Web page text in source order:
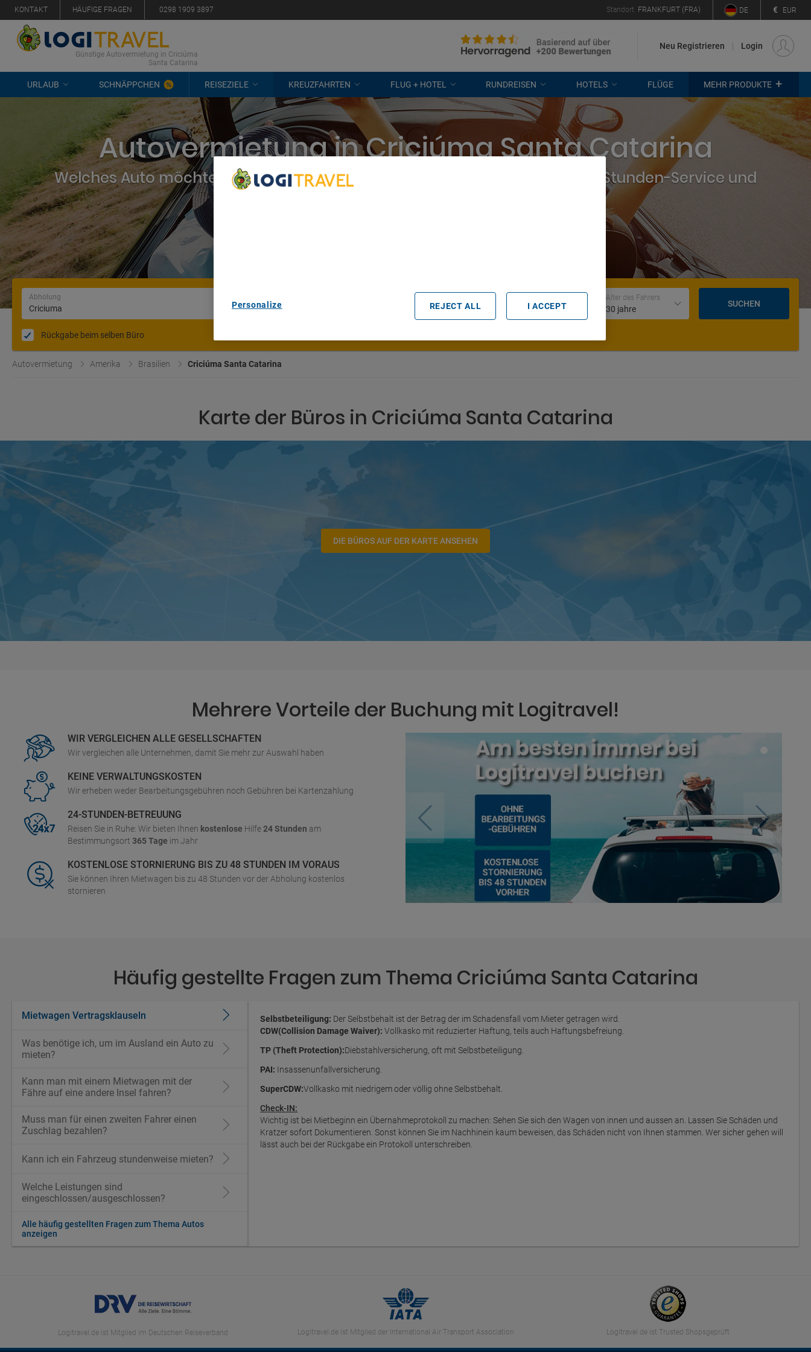
KONTAKT HÄUFIGE FRAGEN 0298 1909 3897 Standort FRANKFURT (FRA) DE € EUR
Günstige Autovermietung in Criciúma
Santa Catarina
Neu Registrieren Login
URLAUB SCHNÄPPCHEN REISEZIELE KREUZFAHRTEN FLUG + HOTEL RUNDREISEN HOTELS FLÜGE MEHR PRODUKTE +
Autovermietung in Criciúma Santa Catarina
Welches Auto möchten Sie mieten? Wir vergleichen alle Unternehmen, 24-Stunden-Service und
Abholung Alter des Fahrers
30 jahre
SUCHEN
Rückgabe beim selben Büro
Autovermietung Amerika Brasilien Criciúma Santa Catarina
Karte der Büros in Criciúma Santa Catarina
DIE BÜROS AUF DER KARTE ANSEHEN
Mehrere Vorteile der Buchung mit Logitravel!
WIR VERGLEICHEN ALLE GESELLSCHAFTEN
Wir vergleichen alle Unternehmen, damit Sie mehr zur Auswahl haben
KEINE VERWALTUNGSKOSTEN
Wir erheben weder Bearbeitungsgebühren noch Gebühren bei Kartenzahlung
24-STUNDEN-BETREUUNG
Reisen Sie in Ruhe: Wir bieten Ihnen kostenlose Hilfe24 Stunden am
Bestimmungsort 365 Tage im Jahr
KOSTENLOSE STORNIERUNG BIS ZU 48 STUNDEN IM VORAUS
Sie können Ihren Mietwagen bis zu 48 Stunden vor der Abholung kostenlos
stornieren
Häufig gestellte Fragen zum Thema Criciúma Santa Catarina
Mietwagen Vertragsklauseln
Was benötige ich, um im Ausland ein Auto zu
mieten?
Kann man mit einem Mietwagen mit der
Fähre auf eine andere Insel fahren?
Muss man für einen zweiten Fahrer einen
Zuschlag bezahlen?
Kann ich ein Fahrzeug stundenweise mieten?
Welche Leistungen sind
eingeschlossen/ausgeschlossen?
Alle häufig gestellten Fragen zum Thema Autos
anzeigen
Selbstbeteiligung: Der Selbstbehalt ist der Betrag der im Schadensfall vom Mieter getragen wird.
CDW(Collision Damage Waiver): Vollkasko mit reduzierter Haftung, teils auch Haftungsbefreiung.
TP (Theft Protection):Diebstahlversicherung, oft mit Selbstbeteiligung.
PAI: Insassenunfallversicherung.
SuperCDW:Vollkasko mit niedrigem oder völlig ohne Selbstbehalt.
Check-IN:
Wichtig ist bei Mietbeginn ein Übernahmeprotokoll zu machen: Sehen Sie sich den Wagen von innen und aussen an. Lassen Sie Schäden und
Kratzer sofort Dokumentieren. Sonst können Sie im Nachhinein kaum beweisen, das Schäden nicht von Ihnen stammen. Wer sicher gehen will
lässt auch bei der Rückgabe ein Protokoll unterschreiben.
Logitravel.de ist Mitglied im Deutschen Reiseverband Logitravel.de ist Mitglied der International Air Transport Association Logitravel.de ist Trusted Shopsgeprüft
Personalize REJECT ALL I ACCEPT